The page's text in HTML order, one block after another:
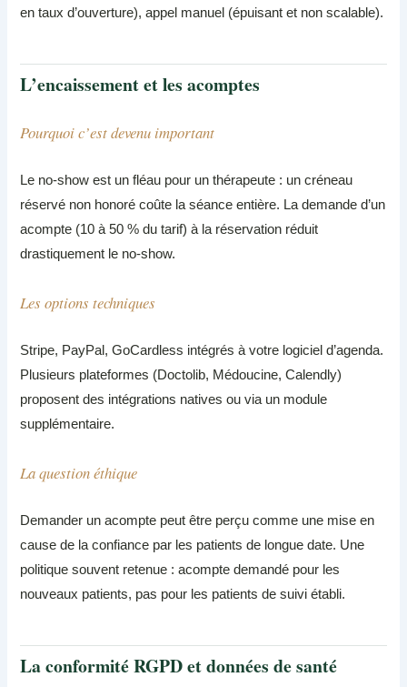
en taux d’ouverture), appel manuel (épuisant et non scalable).
L’encaissement et les acomptes
Pourquoi c’est devenu important
Le no-show est un fléau pour un thérapeute : un créneau
réservé non honoré coûte la séance entière. La demande d’un
acompte (10 à 50 % du tarif) à la réservation réduit
drastiquement le no-show.
Les options techniques
Stripe, PayPal, GoCardless intégrés à votre logiciel d’agenda.
Plusieurs plateformes (Doctolib, Médoucine, Calendly)
proposent des intégrations natives ou via un module
supplémentaire.
La question éthique
Demander un acompte peut être perçu comme une mise en
cause de la confiance par les patients de longue date. Une
politique souvent retenue : acompte demandé pour les
nouveaux patients, pas pour les patients de suivi établi.
La conformité RGPD et données de santé